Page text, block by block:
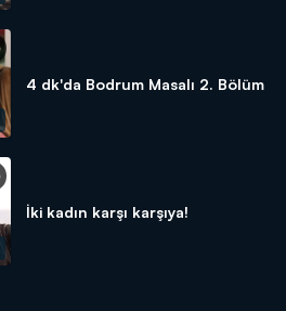
4 dk'da Bodrum Masalı 2. Bölüm
İki kadın karşı karşıya!